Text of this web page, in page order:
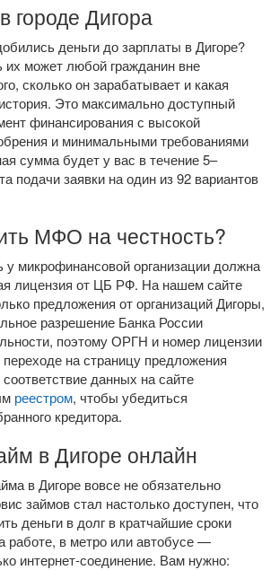
городе Дигора
деньги до зарплаты в Дигоре?
их может любой гражданин вне
сколько он зарабатывает и какая
Это максимально доступный
финансирования с высокой
и минимальными требованиями
сумма будет у вас в течение 5–
подачи заявки на один из 92 вариантов
МФО на честность?
у микрофинансовой организации должна
лицензия от ЦБ РФ. На нашем сайте
предложения от организаций Дигоры,
разрешение Банка России
поэтому ОРГН и номер лицензии
на страницу предложения
данных на сайте
реестром, чтобы убедиться
кредитора.
в Дигоре онлайн
в Дигоре вовсе не обязательно
займов стал настолько доступен, что
деньги в долг в кратчайшие сроки
работе, в метро или автобусе —
интернет-соединение. Вам нужно: